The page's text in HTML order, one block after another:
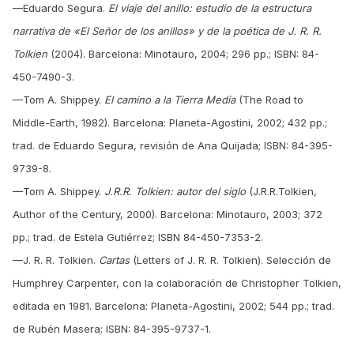
—Eduardo Segura. El viaje del anillo: estudio de la estructura
narrativa de «El Señor de los anillos» y de la poética de J. R. R.
Tolkien (2004). Barcelona: Minotauro, 2004; 296 pp.; ISBN: 84-
450-7490-3.
—Tom A. Shippey. El camino a la Tierra Media(The Road to
Middle-Earth, 1982). Barcelona: Planeta-Agostini, 2002; 432 pp.;
trad. de Eduardo Segura, revisión de Ana Quijada; ISBN: 84-395-
9739-8.
—Tom A. Shippey. J.R.R. Tolkien: autor del siglo(J.R.R.Tolkien,
Author of the Century, 2000). Barcelona: Minotauro, 2003; 372
pp.; trad. de Estela Gutiérrez; ISBN 84-450-7353-2.
—J. R. R. Tolkien. Cartas(Letters of J. R. R. Tolkien). Selección de
Humphrey Carpenter, con la colaboración de Christopher Tolkien,
editada en 1981. Barcelona: Planeta-Agostini, 2002; 544 pp.; trad.
de Rubén Masera; ISBN: 84-395-9737-1.